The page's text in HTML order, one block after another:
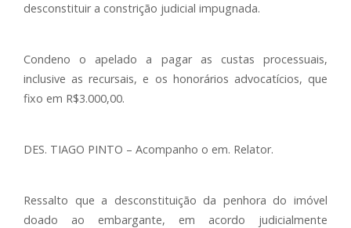
desconstituir a constrição judicial impugnada.
Condeno o apelado a pagar as custas processuais,
inclusive as recursais, e os honorários advocatícios, que
fixo em R$3.000,00.
DES. TIAGO PINTO – Acompanho o em. Relator.
Ressalto que a desconstituição da penhora do imóvel
doado ao embargante, em acordo judicialmente